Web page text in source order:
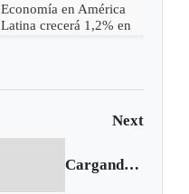
Economía en América
Latina crecerá 1,2% en
Next
Cargando siguiente...